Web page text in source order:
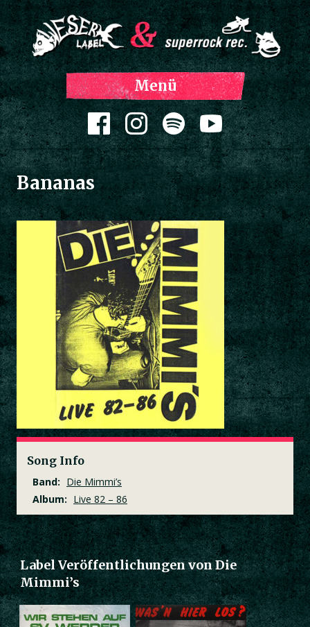
Menü
Zum Inhalt springen
Bananas
Song Info
Band: Die Mimmi’s
Album: Live 82 – 86
Label Veröffentlichungen von Die
Mimmi’s